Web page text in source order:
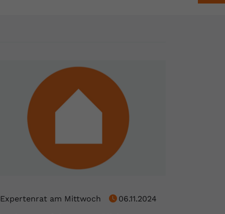
Expertenrat am Mittwoch
06.11.2024